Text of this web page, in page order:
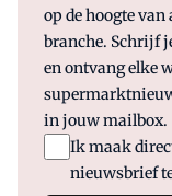
op de hoogte
branche. Schrijf
en ontvang elke
in jouw mailbox.
Ik maak
nieuwsbrief